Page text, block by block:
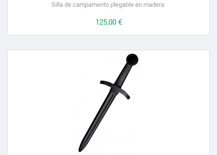
Silla de campamento plegable en madera.
Precio
125,00 €